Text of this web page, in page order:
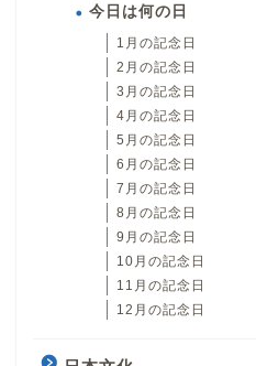
今日は何の日
1月の記念日
2月の記念日
3月の記念日
4月の記念日
5月の記念日
6月の記念日
7月の記念日
8月の記念日
9月の記念日
10月の記念日
11月の記念日
12月の記念日